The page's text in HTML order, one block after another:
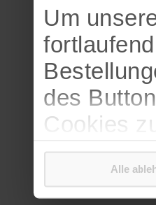
Um
des
Cookies
Alle